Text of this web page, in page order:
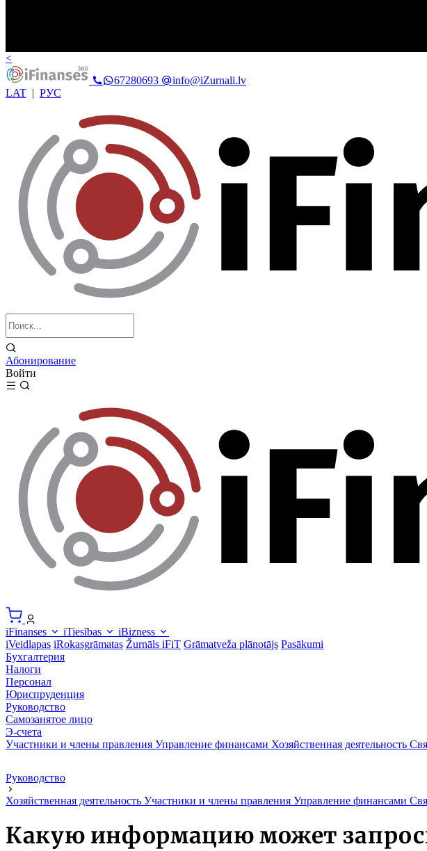
<
67280693
info@iZurnali.lv
LAT | РУС
Абонирование
Войти
iFinanses iTiesības
iBizness
iVeidlapas iRokasgrāmatas Žurnāls iFiT Grāmatveža plānotājs Pasākumi
Бухгалтерия
Налоги
Персонал
Юриспруденция
Руководство
Самозанятое лицо
Э-счета
Участники и члены правления Управление финансами Хозяйственная деятельность
Руководство
Хозяйственная деятельность Участники и члены правления Управление финансами
Какую информацию может